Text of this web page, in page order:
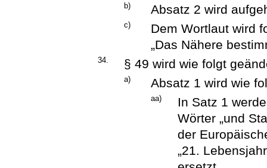
b) Absatz 2 wird
c)
Dem Wortlaut wird
„Das Nähere
34. § 49 wird wie folgt
a) Absatz 1 wird wie
aa)
In Satz 1
Wörter „und
der
„21.